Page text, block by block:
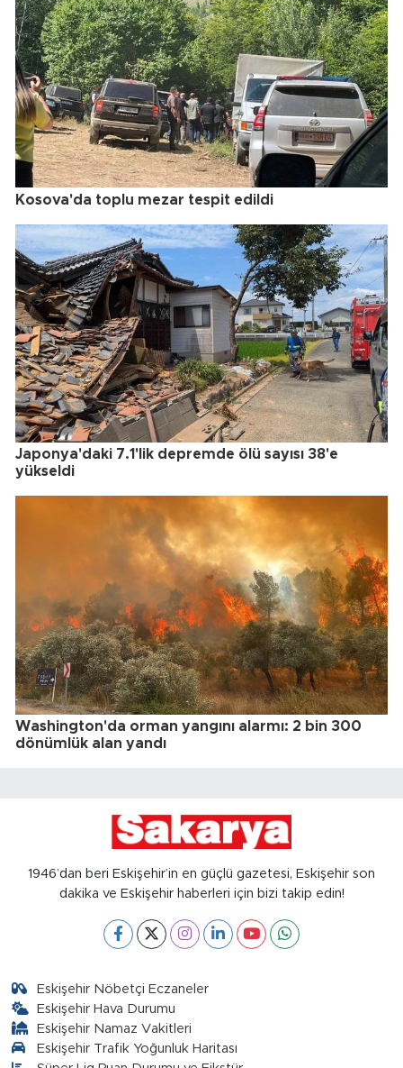
Kosova'da toplu mezar tespit edildi
Japonya'daki 7.1'lik depremde ölü sayısı 38'e
yükseldi
Washington'da orman yangını alarmı: 2 bin 300
dönümlük alan yandı
1946’dan beri Eskişehir’in en güçlü gazetesi, Eskişehir son
dakika ve Eskişehir haberleri için bizi takip edin!
Eskişehir Nöbetçi Eczaneler
Eskişehir Hava Durumu
Eskişehir Namaz Vakitleri
Eskişehir Trafik Yoğunluk Haritası